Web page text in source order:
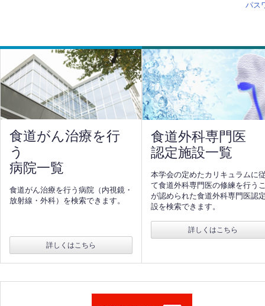
パス
食道がん治療を行
う
病院一覧
食道がん治療を行う病院（内視鏡・
放射線・外科）を検索できます。
詳しくはこちら
食道外科専門医
認定施設一覧
本学会の定めたカリキュラムに
て食道外科専門医の修練を行う
が認められた食道外科専門医認
設を検索できます。
詳しくはこちら